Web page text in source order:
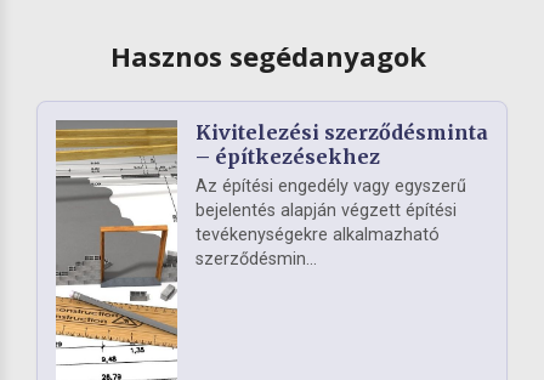
Hasznos segédanyagok
Kivitelezési szerződésminta
– építkezésekhez
Az építési engedély vagy egyszerű
bejelentés alapján végzett építési
tevékenységekre alkalmazható
szerződésmin...